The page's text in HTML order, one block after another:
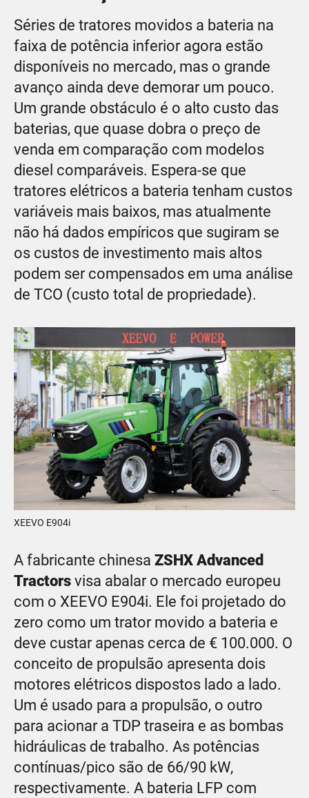
Séries de tratores movidos a bateria na
faixa de potência inferior agora estão
disponíveis no mercado, mas o grande
avanço ainda deve demorar um pouco.
Um grande obstáculo é o alto custo das
baterias, que quase dobra o preço de
venda em comparação com modelos
diesel comparáveis. Espera-se que
tratores elétricos a bateria tenham custos
variáveis mais baixos, mas atualmente
não há dados empíricos que sugiram se
os custos de investimento mais altos
podem ser compensados em uma análise
de TCO (custo total de propriedade).
XEEVO E904i
A fabricante chinesa ZSHX Advanced
Tractors visa abalar o mercado europeu
com o XEEVO E904i. Ele foi projetado do
zero como um trator movido a bateria e
deve custar apenas cerca de € 100.000. O
conceito de propulsão apresenta dois
motores elétricos dispostos lado a lado.
Um é usado para a propulsão, o outro
para acionar a TDP traseira e as bombas
hidráulicas de trabalho. As potências
contínuas/pico são de 66/90 kW,
respectivamente. A bateria LFP com